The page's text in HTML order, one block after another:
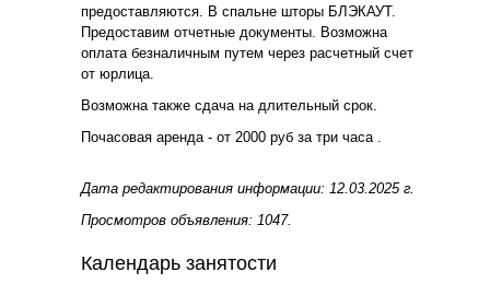
предоставляются. В спальне шторы БЛЭКАУТ.
Предоставим отчетные документы. Возможна
оплата безналичным путем через расчетный счет
от юрлица.
Возможна также сдача на длительный срок.
Почасовая аренда - от 2000 руб за три часа .
Дата редактирования информации: 12.03.2025 г.
Просмотров объявления: 1047.
Календарь занятости